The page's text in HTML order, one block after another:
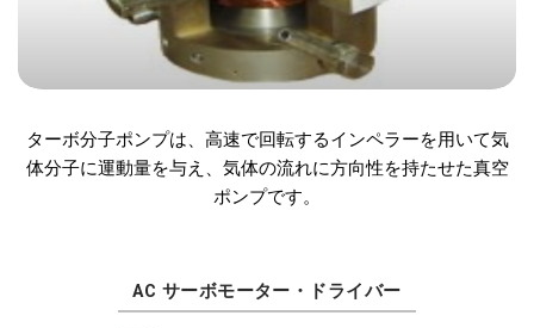
ターボ分子ポンプは、高速で回転するインペラーを用いて気
体分子に運動量を与え、気体の流れに方向性を持たせた真空
ポンプです。
AC サーボモーター・ドライバー